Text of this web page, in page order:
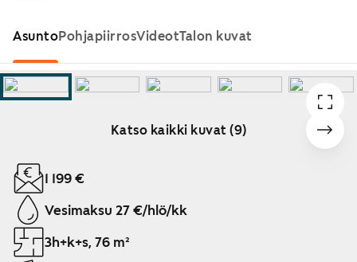
AsuntoPohjapiirrosVideotTalon kuvat
Katso kaikki kuvat (9)
Näytetään dia 1 / 9
1 199 €
Vesimaksu 27 €/hlö/kk
3h+k+s, 76 m²